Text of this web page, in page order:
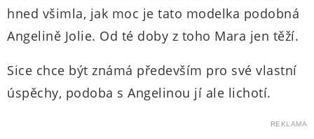
hned všimla, jak moc je tato modelka podobná
Angelině Jolie. Od té doby z toho Mara jen těží.
Sice chce být známá především pro své vlastní
úspěchy, podoba s Angelinou jí ale lichotí.
REKLAMA